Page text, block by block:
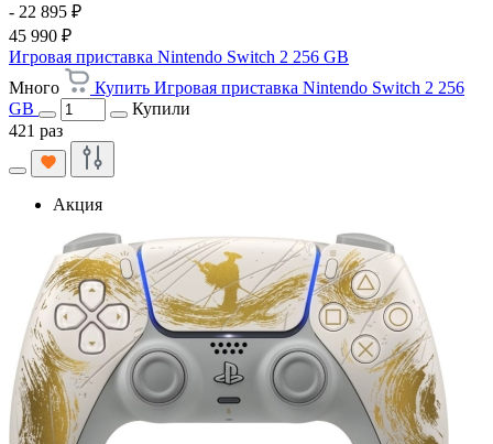
- 22 895 ₽
45 990 ₽
Игровая приставка Nintendo Switch 2 256 GB
Много
Купить Игровая приставка Nintendo Switch 2 256
GB
Купили
421 раз
Акция